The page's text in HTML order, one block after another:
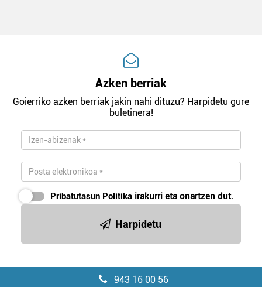
Azken berriak
Goierriko azken berriak jakin nahi dituzu? Harpidetu gure
buletinera!
Pribatutasun Politika irakurri eta onartzen dut.
Harpidetu
943 16 00 56